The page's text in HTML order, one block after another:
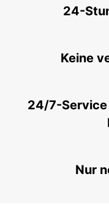
LANZAROTE
FUNCHAL
FUNCHAL -
24-
Keine
24/7-Service
Nur